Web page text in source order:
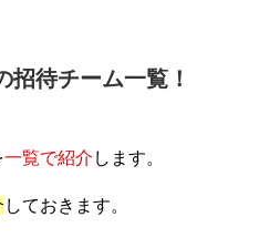
招待チーム一覧！
一覧で紹介 します。
しておきます。